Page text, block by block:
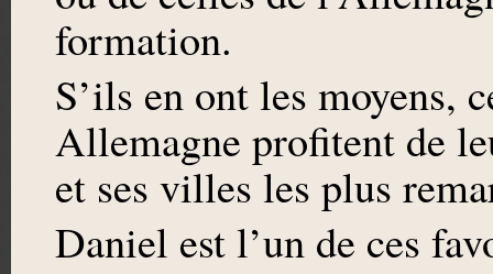
formation.
S’ils en ont les moyens,
Allemagne profitent de
et ses villes les plus
Daniel est l’un de ces